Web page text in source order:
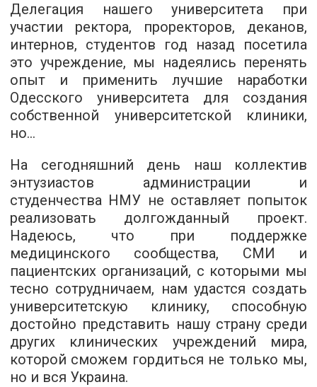
Делегация нашего университета при
участии ректора, проректоров, деканов,
интернов, студентов год назад посетила
это учреждение, мы надеялись перенять
опыт и применить лучшие наработки
Одесского университета для создания
собственной университетской клиники,
но...
На сегодняшний день наш коллектив
энтузиастов администрации и
студенчества НМУ не оставляет попыток
реализовать долгожданный проект.
Надеюсь, что при поддержке
медицинского сообщества, СМИ и
пациентских организаций, с которыми мы
тесно сотрудничаем, нам удастся создать
университетскую клинику, способную
достойно представить нашу страну среди
других клинических учреждений мира,
которой сможем гордиться не только мы,
но и вся Украина.